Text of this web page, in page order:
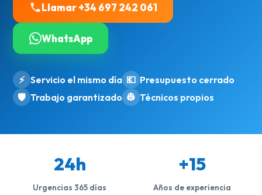
Llamar +34 697 242 061
WhatsApp
⚡ Servicio el mismo día 💶 Presupuesto cerrado
🛡️ Trabajo garantizado 👷 Técnicos propios
24h
Urgencias 365 días
+15
Años de experiencia